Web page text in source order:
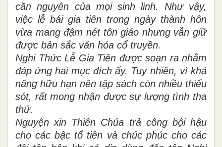
căn nguyên của mọi sinh linh. Như vậy,
việc lễ bái gia tiên trong ngày thành hôn
vừa mang đậm nét tôn giáo nhưng vẫn giữ
được bản sắc văn hóa cổ truyền.
Nghi Thức Lễ Gia Tiên được soạn ra nhằm
đáp ứng hai mục đích ấy. Tuy nhiên, vì khả
năng hữu hạn nên tập sách còn nhiều thiếu
sót, rất mong nhận được sự lượng tình tha
thứ.
Nguyện xin Thiên Chúa trả công bội hậu
cho các bậc tổ tiên và chúc phúc cho các